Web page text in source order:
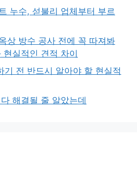
누수, 섣불리 업체부터 부르
상 방수 공사 전에 꼭 따져봐
실적인 견적 차이
기 전 반드시 알아야 할 현실적
해결될 줄 알았는데